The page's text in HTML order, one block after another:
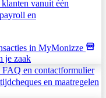
vanuit één
en
in MyMonizze
je zaak
FAQ en contactformulier
en maatregelen